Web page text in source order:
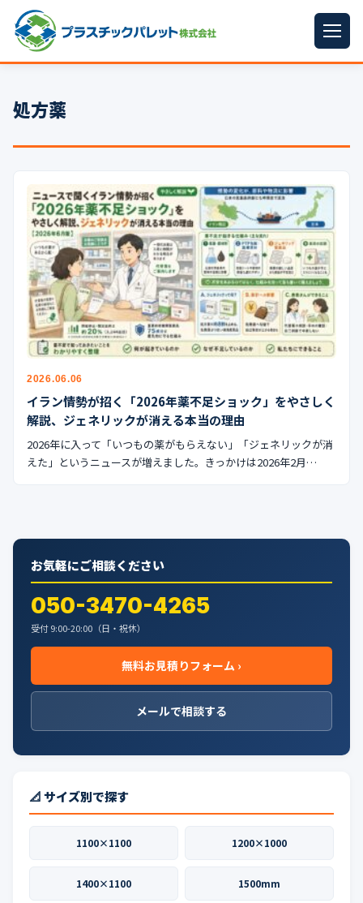
パレットサイズ
プラパレット ▼
コンテナ
中古パレット
再生原料
梱包資材
イラン情勢まとめ
公式ブログ
会社案内
🇺🇸🇰🇷🇹🇼🇻🇳
処方薬
2026.06.06
イラン情勢が招く「2026年薬不足ショック」をやさしく
解説、ジェネリックが消える本当の理由
2026年に入って「いつもの薬がもらえない」「ジェネリックが消
えた」というニュースが増えました。きっかけは2026年2月…
お気軽にご相談ください
050-3470-4265
受付 9:00-20:00（日・祝休）
無料お見積りフォーム ›
メールで相談する
📐 サイズ別で探す
1100×1100 1200×1000
1400×1100 1500mm